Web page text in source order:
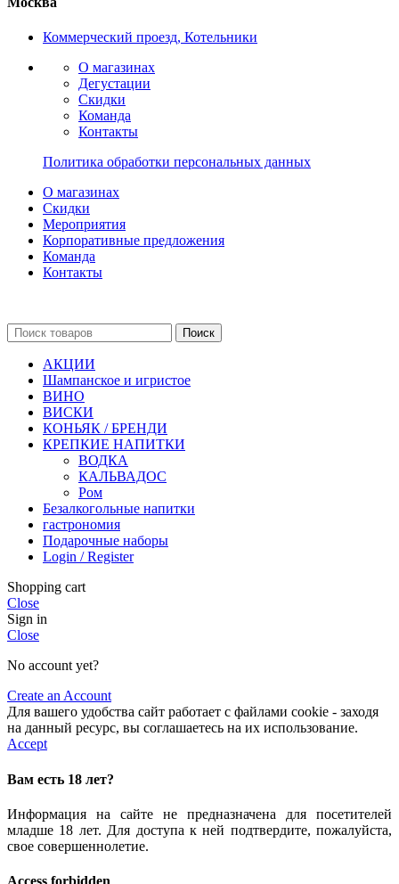
Коммерческий проезд, Котельники
О магазинах
Дегустации
Скидки
Команда
Контакты
Политика обработки персональных данных
О магазинах
Скидки
Мероприятия
Корпоративные предложения
Команда
Контакты
Поиск
АКЦИИ
Шампанское и игристое
ВИНО
ВИСКИ
КОНЬЯК / БРЕНДИ
КРЕПКИЕ НАПИТКИ
ВОДКА
КАЛЬВАДОС
Ром
Безалкогольные напитки
гастрономия
Подарочные наборы
Login / Register
Shopping cart
Close
Sign in
Close
No account yet?
Create an Account
Для вашего удобства сайт работает с файлами cookie - заходя
на данный ресурс, вы соглашаетесь на их использование.
Accept
Вам есть 18 лет?
Информация на сайте не предназначена для посетителей
младше 18 лет. Для доступа к ней подтвердите, пожалуйста,
свое совершеннолетие.